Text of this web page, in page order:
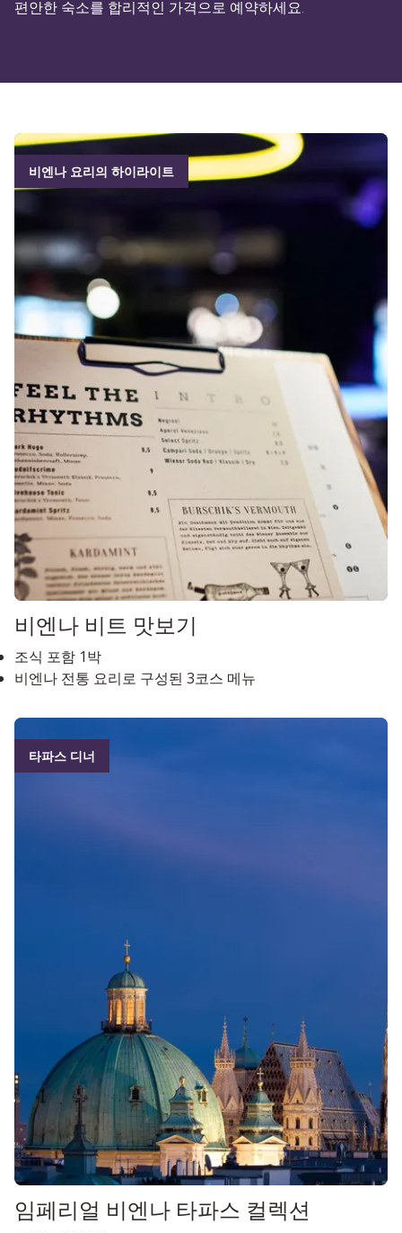
편안한 숙소를 합리적인 가격으로 예약하세요.
비엔나 요리의 하이라이트
비엔나 비트 맛보기
조식 포함 1박
비엔나 전통 요리로 구성된 3코스 메뉴
타파스 디너
임페리얼 비엔나 타파스 컬렉션